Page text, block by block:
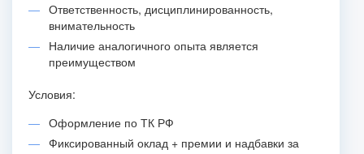
Ответственность, дисциплинированность,
внимательность
Наличие аналогичного опыта является
преимуществом
Условия:
Оформление по ТК РФ
Фиксированный оклад + премии и надбавки за